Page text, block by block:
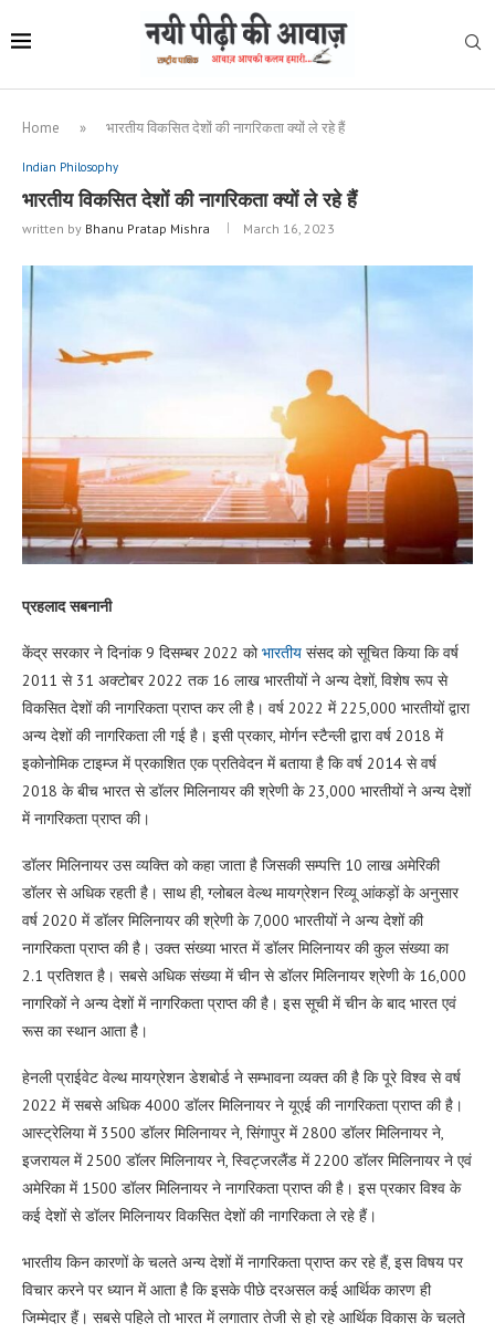
Home » भारतीय विकसित देशों की नागरिकता क्यों ले रहे हैं
Indian Philosophy
भारतीय विकसित देशों की नागरिकता क्यों ले रहे हैं
written by Bhanu Pratap Mishra March 16, 2023
प्रहलाद सबनानी
केंद्र सरकार ने दिनांक 9 दिसम्बर 2022 कोभारतीय संसद को सूचित किया कि वर्ष
2011 से 31 अक्टोबर 2022 तक 16 लाख भारतीयों ने अन्य देशों, विशेष रूप से
विकसित देशों की नागरिकता प्राप्त कर ली है। वर्ष 2022 में 225,000 भारतीयों द्वारा
अन्य देशों की नागरिकता ली गई है। इसी प्रकार, मोर्गन स्टैन्ली द्वारा वर्ष 2018 में
इकोनोमिक टाइम्ज में प्रकाशित एक प्रतिवेदन में बताया है कि वर्ष 2014 से वर्ष
2018 के बीच भारत से डॉलर मिलिनायर की श्रेणी के 23,000 भारतीयों ने अन्य देशों
में नागरिकता प्राप्त की।
डॉलर मिलिनायर उस व्यक्ति को कहा जाता है जिसकी सम्पत्ति 10 लाख अमेरिकी
डॉलर से अधिक रहती है। साथ ही, ग्लोबल वेल्थ मायग्रेशन रिव्यू आंकड़ों के अनुसार
वर्ष 2020 में डॉलर मिलिनायर की श्रेणी के 7,000 भारतीयों ने अन्य देशों की
नागरिकता प्राप्त की है। उक्त संख्या भारत में डॉलर मिलिनायर की कुल संख्या का
2.1 प्रतिशत है। सबसे अधिक संख्या में चीन से डॉलर मिलिनायर श्रेणी के 16,000
नागरिकों ने अन्य देशों में नागरिकता प्राप्त की है। इस सूची में चीन के बाद भारत एवं
रूस का स्थान आता है।
हेनली प्राईवेट वेल्थ मायग्रेशन डेशबोर्ड ने सम्भावना व्यक्त की है कि पूरे विश्व से वर्ष
2022 में सबसे अधिक 4000 डॉलर मिलिनायर ने यूएई की नागरिकता प्राप्त की है।
आस्ट्रेलिया में 3500 डॉलर मिलिनायर ने, सिंगापुर में 2800 डॉलर मिलिनायर ने,
इजरायल में 2500 डॉलर मिलिनायर ने, स्विट्जरलैंड में 2200 डॉलर मिलिनायर ने एवं
अमेरिका में 1500 डॉलर मिलिनायर ने नागरिकता प्राप्त की है। इस प्रकार विश्व के
कई देशों से डॉलर मिलिनायर विकसित देशों की नागरिकता ले रहे हैं।
भारतीय किन कारणों के चलते अन्य देशों में नागरिकता प्राप्त कर रहे हैं, इस विषय पर
विचार करने पर ध्यान में आता है कि इसके पीछे दरअसल कई आर्थिक कारण ही
जिम्मेदार हैं। सबसे पहिले तो भारत में लगातार तेजी से हो रहे आर्थिक विकास के चलते